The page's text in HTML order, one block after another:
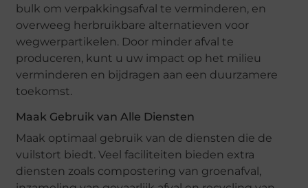
bulk om verpakkingsafval te verminderen, en
overweeg herbruikbare alternatieven voor
wegwerpartikelen. Door minder afval te
produceren, kunt u uw impact op het milieu
verminderen en bijdragen aan een duurzamere
toekomst.
Maak Gebruik van Alle Diensten
Maak optimaal gebruik van de diensten die de
vuilstort biedt. Veel faciliteiten bieden extra
diensten zoals compostering van groenafval,